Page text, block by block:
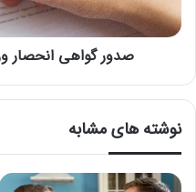
صدور گواهی انحصار
نوشته های مشابه